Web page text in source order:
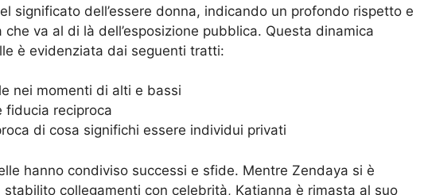
significato dell’essere donna, indicando un profondo rispetto e
va al di là dell’esposizione pubblica. Questa dinamica
è evidenziata dai seguenti tratti:
nei momenti di alti e bassi
fiducia reciproca
di cosa significhi essere individui privati
hanno condiviso successi e sfide. Mentre Zendaya si è
collegamenti con celebrità, Katianna è rimasta al suo